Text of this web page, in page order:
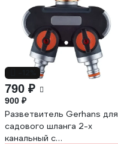
790 ₽
900 ₽
Разветвитель Gerhans для
садового шланга 2-х
канальный с